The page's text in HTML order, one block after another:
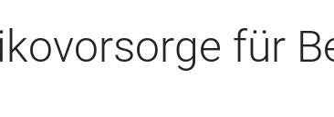
für